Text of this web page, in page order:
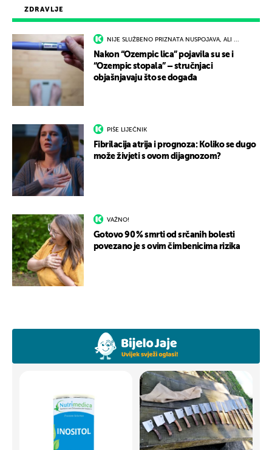
ZDRAVLJE
NIJE SLUŽBENO PRIZNATA NUSPOJAVA, ALI ...
Nakon “Ozempic lica” pojavila su se i
“Ozempic stopala” – stručnjaci
objašnjavaju što se događa
PIŠE LIJEČNIK
Fibrilacija atrija i prognoza: Koliko se dugo
može živjeti s ovom dijagnozom?
VAŽNO!
Gotovo 90 % smrti od srčanih bolesti
povezano je s ovim čimbenicima rizika